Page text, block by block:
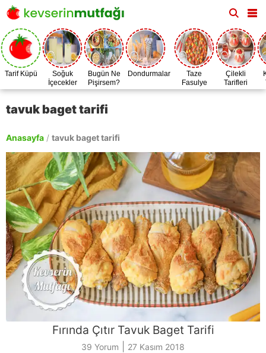
Tarif Küpü
Soğuk
İçecekler
Bugün Ne
Pişirsem?
Dondurmalar
Taze
Fasulye
Zamanı
Çilekli
Tarifleri
tavuk baget tarifi
Anasayfa / tavuk baget tarifi
Fırında Çıtır Tavuk Baget Tarifi
39 Yorum 27 Kasım 2018